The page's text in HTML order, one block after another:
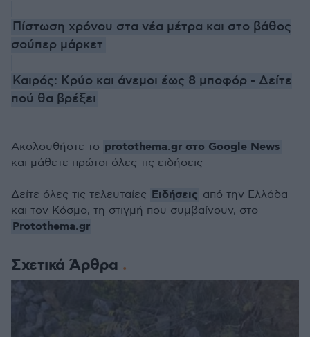
Πίστωση χρόνου στα νέα μέτρα και στο βάθος
σούπερ μάρκετ
Καιρός: Κρύο και άνεμοι έως 8 μποφόρ - Δείτε
πού θα βρέξει
Σχετικά Άρθρα
Ακολουθήστε το protothema.gr στο Google News
και μάθετε πρώτοι όλες τις ειδήσεις
Δείτε όλες τις τελευταίες Ειδήσεις από την Ελλάδα
και τον Κόσμο, τη στιγμή που συμβαίνουν, στο
Protothema.gr